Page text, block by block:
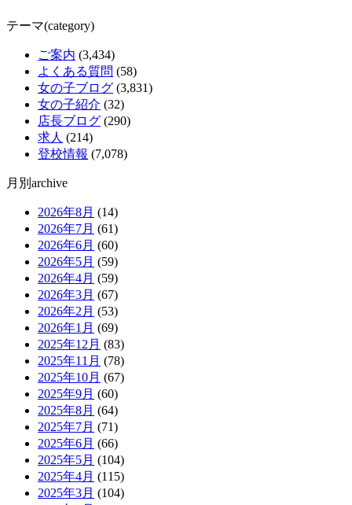
テーマ(category)
ご案内 (3,434)
よくある質問 (58)
女の子ブログ (3,831)
女の子紹介 (32)
店長ブログ (290)
求人 (214)
登校情報 (7,078)
月別archive
2026年8月 (14)
2026年7月 (61)
2026年6月 (60)
2026年5月 (59)
2026年4月 (59)
2026年3月 (67)
2026年2月 (53)
2026年1月 (69)
2025年12月 (83)
2025年11月 (78)
2025年10月 (67)
2025年9月 (60)
2025年8月 (64)
2025年7月 (71)
2025年6月 (66)
2025年5月 (104)
2025年4月 (115)
2025年3月 (104)